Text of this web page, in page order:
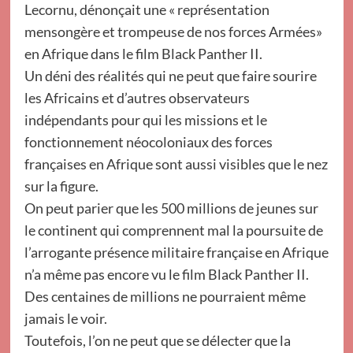
Lecornu, dénonçait une « représentation
mensongère et trompeuse de nos forces Armées»
en Afrique dans le film Black Panther II.
Un déni des réalités qui ne peut que faire sourire
les Africains et d’autres observateurs
indépendants pour qui les missions et le
fonctionnement néocoloniaux des forces
françaises en Afrique sont aussi visibles que le nez
sur la figure.
On peut parier que les 500 millions de jeunes sur
le continent qui comprennent mal la poursuite de
l’arrogante présence militaire française en Afrique
n’a même pas encore vu le film Black Panther II.
Des centaines de millions ne pourraient même
jamais le voir.
Toutefois, l’on ne peut que se délecter que la